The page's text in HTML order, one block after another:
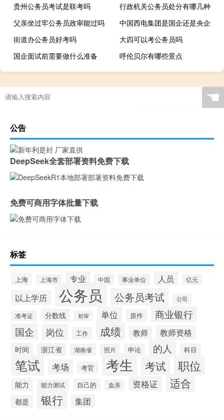
贵州公务员考试是联考吗
行政机关公务员处分有哪几种
父亲坐过牢公务员政审能过吗
中国西电集团是国企还是央企
街道办公务员好考吗
大四可以考公务员吗
国企面试前需要做什么准备
呼伦贝尔有哪些景点
☚
公告
DeepSeek全套部署资料免费下载
免费可商用字体批量下载
标签
上海 上海市 专业 中国 事业单位 人员 亿元
以上学历 公务员 公务员考试 公司
准考证 分数线 初审 单位 原件 商业银行
国企 岗位 工作 成绩 教师 教师资格
时间 浙江省 湖南省 照片 申论 的人 科目
笔试 考场 考官 考生 考试 职位
能力 能力测试 自己的 血亲 资格证 适合
都是 银行 集团